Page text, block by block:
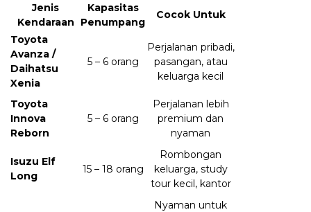
Jenis
Kendaraan
Kapasitas
Penumpang
Cocok Untuk
Toyota
Avanza /
Daihatsu
Xenia
5 – 6 orang
Perjalanan pribadi,
pasangan, atau
keluarga kecil
Toyota
Innova
Reborn
5 – 6 orang
Perjalanan lebih
premium dan
nyaman
Isuzu Elf
Long
15 – 18 orang
Rombongan
keluarga, study
tour kecil, kantor
Nyaman untuk